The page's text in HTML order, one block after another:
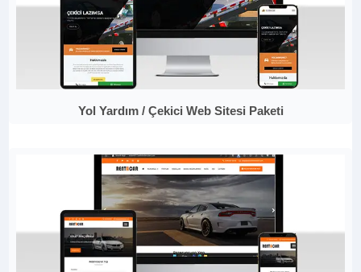
Yol Yardım / Çekici Web Sitesi Paketi